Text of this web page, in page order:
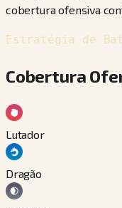
cobertura ofensiva
Estratégia de
Cobertura
Lutador
Dragão